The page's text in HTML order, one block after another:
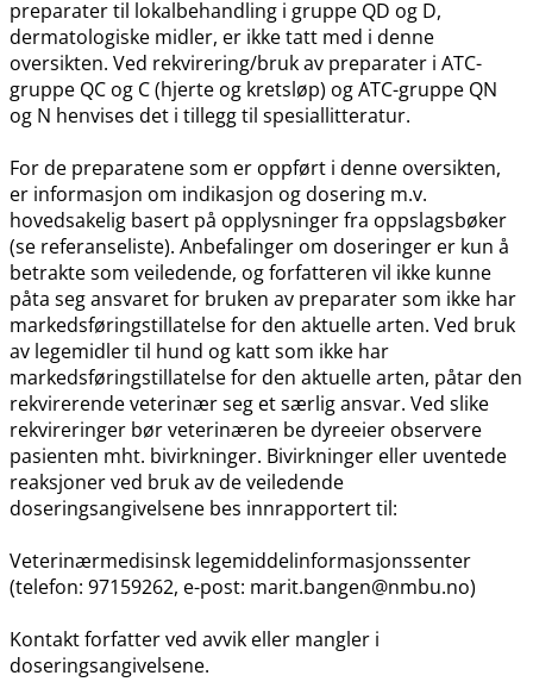
preparater til lokalbehandling i gruppe QD og D,
dermatologiske midler, er ikke tatt med i denne
oversikten. Ved rekvirering​/​bruk av preparater i ATC-
gruppe QC og C (hjerte og kretsløp) og ATC-gruppe QN
og N henvises det i tillegg til spesiallitteratur.
For de preparatene som er oppført i denne oversikten,
er informasjon om indikasjon og dosering m.v.
hovedsakelig basert på opplysninger fra oppslagsbøker
(se referanseliste). Anbefalinger om doseringer er kun å
betrakte som veiledende, og forfatteren vil ikke kunne
påta seg ansvaret for bruken av preparater som ikke har
markedsføringstillatelse for den aktuelle arten. Ved bruk
av legemidler til hund og katt som ikke har
markedsføringstillatelse for den aktuelle arten, påtar den
rekvirerende veterinær seg et særlig ansvar. Ved slike
rekvireringer bør veterinæren be dyreeier observere
pasienten mht. bivirkninger. Bivirkninger eller uventede
reaksjoner ved bruk av de veiledende
doseringsangivelsene bes innrapportert til:
Veterinærmedisinsk legemiddelinformasjonssenter
(telefon: 97159262, e-post: marit.bangen@nmbu.no)
Kontakt forfatter ved avvik eller mangler i
doseringsangivelsene.